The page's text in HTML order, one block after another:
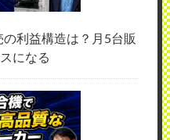
利益構造は？月5台販
になる